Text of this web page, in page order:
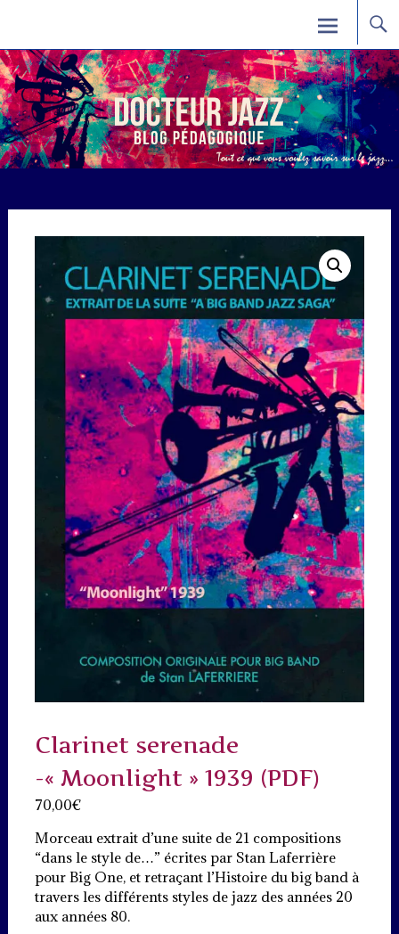
content
Clarinet serenade
-« Moonlight » 1939 (PDF)
70,00€
Morceau extrait d’une suite de 21 compositions
“dans le style de…” écrites par Stan Laferrière
pour Big One, et retraçant l’Histoire du big band à
travers les différents styles de jazz des années 20
aux années 80.